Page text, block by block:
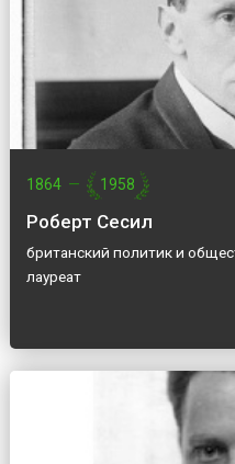
1864 — 1958
Роберт Сесил
британский политик и
лауреат